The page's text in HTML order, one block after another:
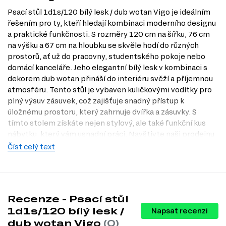
Psací stůl 1d1s/120 bílý lesk / dub wotan Vigo je ideálním
řešením pro ty, kteří hledají kombinaci moderního designu
a praktické funkčnosti. S rozměry 120 cm na šířku, 76 cm
na výšku a 67 cm na hloubku se skvěle hodí do různých
prostorů, ať už do pracovny, studentského pokoje nebo
domácí kanceláře. Jeho elegantní bílý lesk v kombinaci s
dekorem dub wotan přináší do interiéru svěží a příjemnou
atmosféru. Tento stůl je vybaven kuličkovými vodítky pro
plný výsuv zásuvek, což zajišťuje snadný přístup k
úložnému prostoru, který zahrnuje dvířka a zásuvky. S
tímto stolem získáte nejen stylový, ale také funkční kus
nábytku, který vám usnadní práci. Navštivte naši prodejnu
v Praze a objevte další možnosti, které Dubok.cz nabízí.
Praktická velikost.S rozměry 120 cm x 76 cm x 67 cm je stůl
dostatečně prostorný pro práci, ale zároveň kompaktní pro menší
prostory.
Číst celý text
Recenze - Psací stůl
1d1s/120 bílý lesk /
dub wotan Vigo (0)
Napsat recenzi